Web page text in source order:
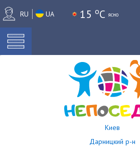
RU UA 15 oC ясно
Киев
Дарницкий р-н